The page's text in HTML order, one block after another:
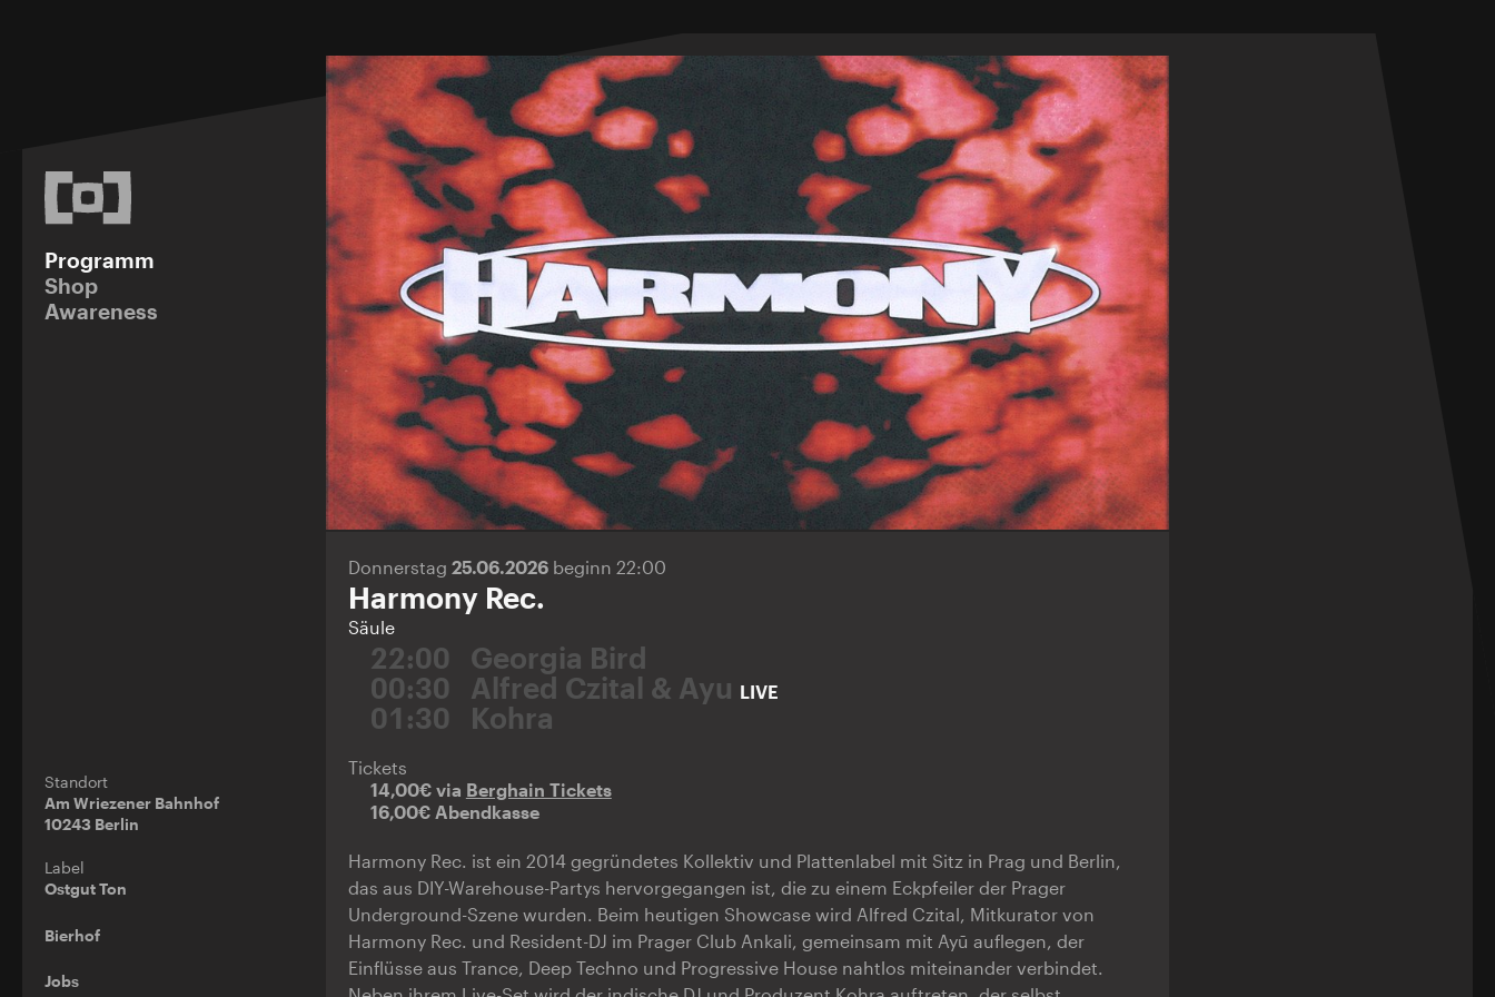
Programm
Shop
Awareness
Standort
Am Wriezener Bahnhof
10243 Berlin
Label
Ostgut Ton
Bierhof
Jobs
Donnerstag 25.06.2026 beginn 22:00
Harmony Rec.
Säule
22:00
Georgia Bird
00:30
Alfred Czital & Ayu LIVE
01:30 Kohra
Tickets
14,00€ via Berghain Tickets
16,00€ Abendkasse
Harmony Rec. ist ein 2014 gegründetes Kollektiv und Plattenlabel mit Sitz in Prag und Berlin,
das aus DIY-Warehouse-Partys hervorgegangen ist, die zu einem Eckpfeiler der Prager
Underground-Szene wurden. Beim heutigen Showcase wird Alfred Czital, Mitkurator von
Harmony Rec. und Resident-DJ im Prager Club Ankali, gemeinsam mit Ayū auflegen, der
Einflüsse aus Trance, Deep Techno und Progressive House nahtlos miteinander verbindet.